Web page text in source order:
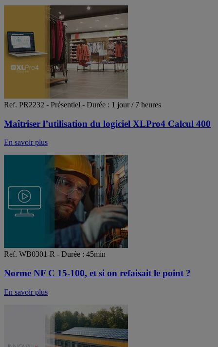
Ref. PR2232 - Présentiel - Durée : 1 jour / 7 heures
Maîtriser l’utilisation du logiciel XLPro4 Calcul 400
En savoir plus
Ref. WB0301-R - Durée : 45min
Norme NF C 15-100, et si on refaisait le point ?
En savoir plus